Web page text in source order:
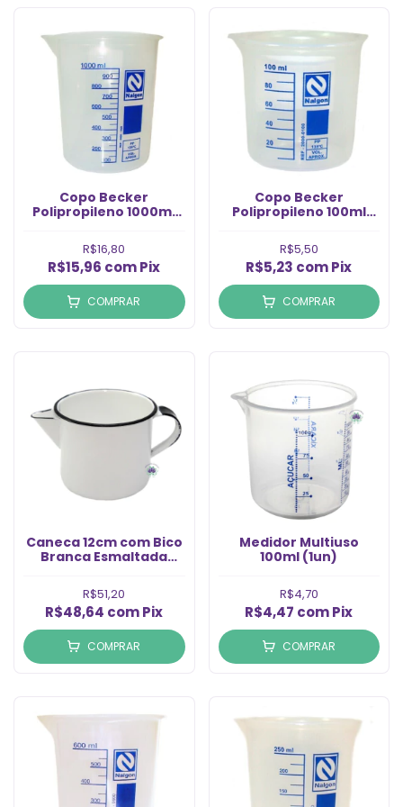
Copo Becker
Polipropileno 1000ml
R$16,80
R$15,96 comPix
COMPRAR
Copo Becker
Polipropileno 100ml
R$5,50
R$5,23 comPix
COMPRAR
Caneca 12cm com Bico
Branca Esmaltada
R$51,20
R$48,64 comPix
COMPRAR
Medidor Multiuso
100ml (1un)
R$4,70
R$4,47 comPix
COMPRAR